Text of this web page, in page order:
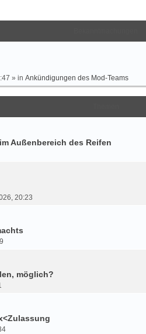
» in Ankündigungen des Mod-Teams
Außenbereich des Reifen
20:23
möglich?